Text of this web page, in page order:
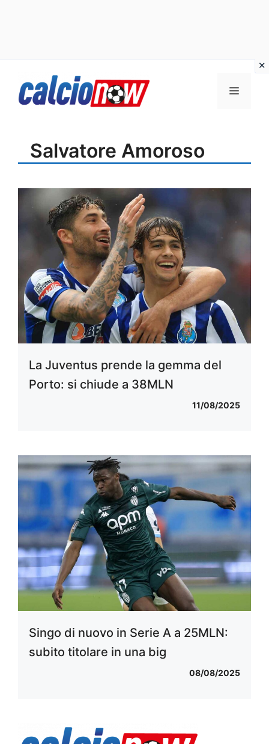
Menu
Salvatore Amoroso
La Juventus prende la gemma del
Porto: si chiude a 38MLN
11/08/2025
Singo di nuovo in Serie A a 25MLN:
subito titolare in una big
08/08/2025